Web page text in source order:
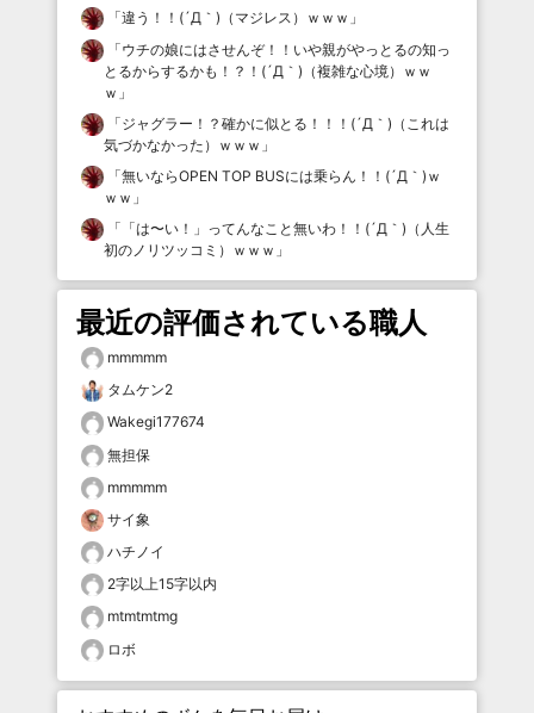
「違う！！(´Д｀)（マジレス）ｗｗｗ 」
「ウチの娘にはさせんぞ！！いや親がやっとるの知っ
とるからするかも！？！(´Д｀)（複雑な心境）ｗｗ
ｗ 」
「ジャグラー！？確かに似とる！！！(´Д｀)（これは
気づかなかった）ｗｗｗ 」
「無いならOPEN TOP BUSには乗らん！！(´Д｀)ｗ
ｗｗ 」
「 「は〜い！」ってんなこと無いわ！！(´Д｀)（人生
初のノリツッコミ）ｗｗｗ 」
最近の評価されている職人
mmmmm
タムケン2
Wakegi177674
無担保
mmmmm
サイ象
ハチノイ
2字以上15字以内
mtmtmtmg
ロボ